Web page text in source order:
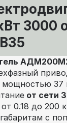
3000
37
от сети
0.18 до 200
с